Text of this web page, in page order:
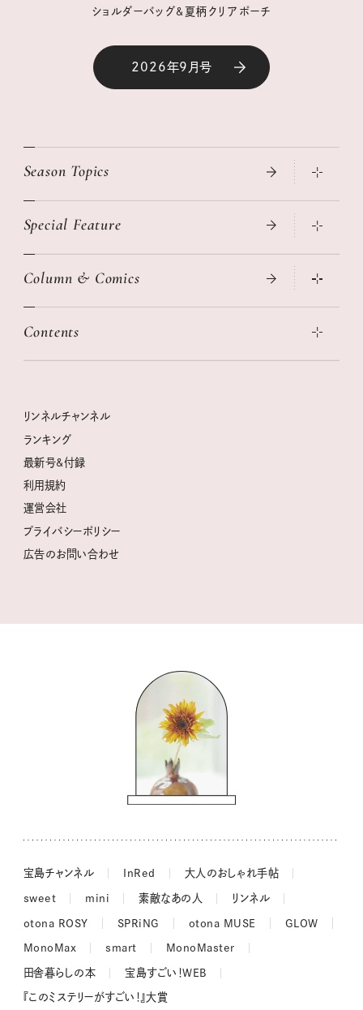
ショルダーバッグ&夏柄クリアポーチ
2026年9月号
Season Topics
真夏のひんやりグッズ 2026
ニトリ・イケア・無印良品で賢くおしゃれなインテリア
絶品、お餅レシピ大集合！
クラフトビール案内
母の日に贈りたい、お花モチーフのアイテム
Special Feature
2026年春夏 トレンドファッションニュース
女子旅おすすめスポット 暮らすように心地いいリンネル旅ガイ
リンネル 暮らしの道具大賞
ナチュラルメイクレッスン
喜ばれる贈り物手帖
猫と一緒に心地いい暮らし
Column & Comics
ぐれいさん
空想喫茶トラノコクさんのあの店この店、喫茶訪問日記
圷みほさんのゆるっと週末キャンプ通信
豆柴・まもるくんの旅日記
柳沢小実さんのお散歩するようなゆるり旅
valoさんのかわいいもの探し
ノーラのフィンランド旅気分
吉田羊さんの着物と12のアソビゴコロ
長谷川あかりさんの今週もお疲れ様つまみ
Contents
リンネル暮らし部
リンネルチャンネル
おぱんつ君のわくわく楽しい一週間占い
毎日が心地よくなるリンネルタロット
リンネルチャンネル
ランキング
最新号&付録
利用規約
運営会社
プライバシーポリシー
広告のお問い合わせ
宝島チャンネル InRed 大人のおしゃれ手帖
sweet mini 素敵なあの人 リンネル
otona ROSY SPRiNG otona MUSE GLOW
MonoMax smart MonoMaster
田舎暮らしの本 宝島すごい！WEB
『このミステリーがすごい！』大賞